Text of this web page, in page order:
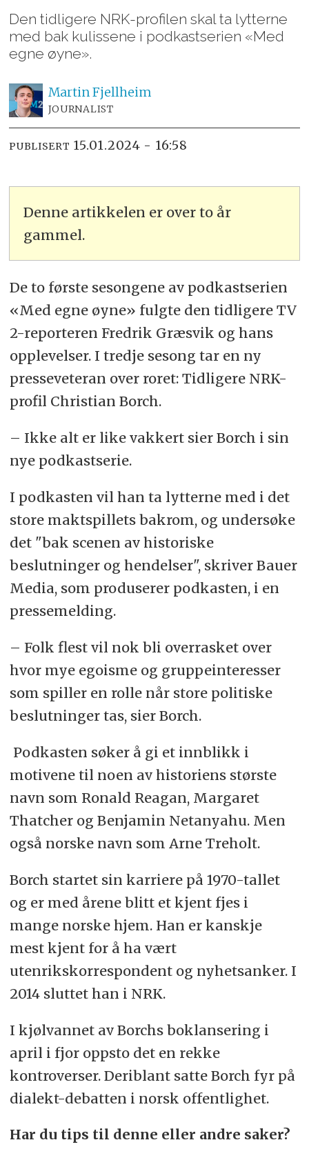
Den tidligere NRK-profilen skal ta lytterne
med bak kulissene i podkastserien «Med
egne øyne».
MartinFjellheim
JOURNALIST
PUBLISERT 15.01.2024 - 16:58
Denne artikkelen er over to år
gammel.
De to første sesongene av podkastserien
«Med egne øyne» fulgte den tidligere TV
2-reporteren Fredrik Græsvik og hans
opplevelser. I tredje sesong tar en ny
presseveteran over roret: Tidligere NRK-
profil Christian Borch.
– Ikke alt er like vakkert sier Borch i sin
nye podkastserie.
I podkasten vil han ta lytterne med i det
store maktspillets bakrom, og undersøke
det "bak scenen av historiske
beslutninger og hendelser", skriver Bauer
Media, som produserer podkasten, i en
pressemelding.
– Folk flest vil nok bli overrasket over
hvor mye egoisme og gruppeinteresser
som spiller en rolle når store politiske
beslutninger tas, sier Borch.
Podkasten søker å gi et innblikk i
motivene til noen av historiens største
navn som Ronald Reagan, Margaret
Thatcher og Benjamin Netanyahu. Men
også norske navn som Arne Treholt.
Borch startet sin karriere på 1970-tallet
og er med årene blitt et kjent fjes i
mange norske hjem. Han er kanskje
mest kjent for å ha vært
utenrikskorrespondent og nyhetsanker. I
2014 sluttet han i NRK.
I kjølvannet av Borchs boklansering i
april i fjor oppsto det en rekke
kontroverser. Deriblant satte Borch fyr på
dialekt-debatten i norsk offentlighet.
Har du tips til denne eller andre saker?